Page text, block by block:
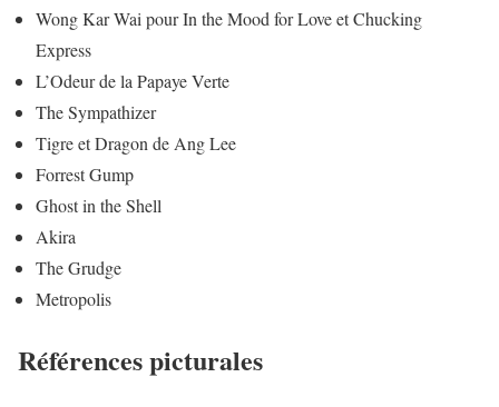
Wong Kar Wai pour In the Mood for Love et Chucking
Express
L’Odeur de la Papaye Verte
The Sympathizer
Tigre et Dragon de Ang Lee
Forrest Gump
Ghost in the Shell
Akira
The Grudge
Metropolis
Références picturales